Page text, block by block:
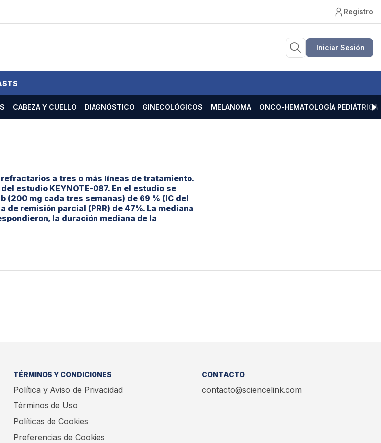
Registro
Iniciar Sesión
CABEZA Y CUELLO DIAGNÓSTICO GINECOLÓGICOS MELANOMA ONCO-HEMATOLOGÍA PEDIÁTRICA
a tres o más líneas de tratamiento.
estudio KEYNOTE-087. En el estudio se
(200 mg cada tres semanas) de 69 % (IC del
de remisión parcial (PRR) de 47%. La mediana
la duración mediana de la
TÉRMINOS Y CONDICIONES
Política y Aviso de Privacidad
Términos de Uso
Políticas de Cookies
Preferencias de Cookies
CONTACTO
contacto@sciencelink.com